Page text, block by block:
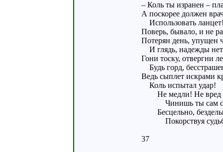
– Коль ты изранен –
А поскорее должен
Использовать
Поверь, бывало, и не
Потерян день, упущен
И глядь, надежды
Гони тоску, отвергни
Будь горд,
Ведь сыплет искрами
Коль испытал удар!
Не медли! Не вред
Чинишь ты сам
Бесцельно,
Покорствуя
37